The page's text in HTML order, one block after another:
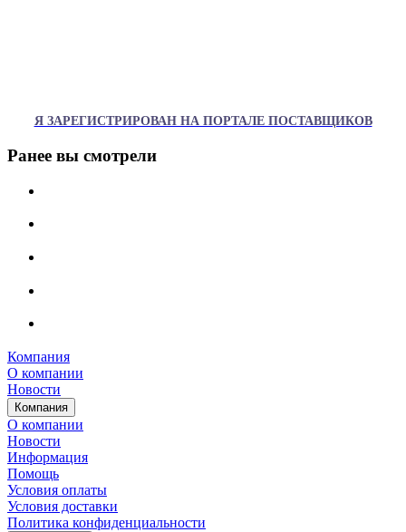
Я ЗАРЕГИСТРИРОВАН НА ПОРТАЛЕ ПОСТАВЩИКОВ
Ранее вы смотрели
Компания
О компании
Новости
Компания
О компании
Новости
Информация
Помощь
Условия оплаты
Условия доставки
Политика конфиденциальности